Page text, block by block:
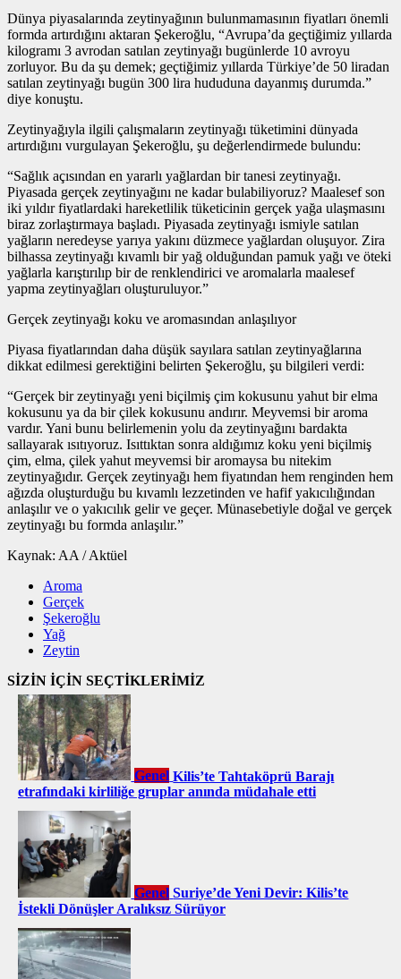
Dünya piyasalarında zeytinyağının bulunmamasının fiyatları önemli
formda artırdığını aktaran Şekeroğlu, “Avrupa’da geçtiğimiz yıllarda
kilogramı 3 avrodan satılan zeytinyağı bugünlerde 10 avroyu
zorluyor. Bu da şu demek; geçtiğimiz yıllarda Türkiye’de 50 liradan
satılan zeytinyağı bugün 300 lira hududuna dayanmış durumda.”
diye konuştu.
Zeytinyağıyla ilgili çalışmaların zeytinyağı tüketimini dünyada
artırdığını vurgulayan Şekeroğlu, şu değerlendirmede bulundu:
“Sağlık açısından en yararlı yağlardan bir tanesi zeytinyağı.
Piyasada gerçek zeytinyağını ne kadar bulabiliyoruz? Maalesef son
iki yıldır fiyatlardaki hareketlilik tüketicinin gerçek yağa ulaşmasını
biraz zorlaştırmaya başladı. Piyasada zeytinyağı ismiyle satılan
yağların neredeyse yarıya yakını düzmece yağlardan oluşuyor. Zira
bilhassa zeytinyağı kıvamlı bir yağ olduğundan pamuk yağı ve öteki
yağlarla karıştırılıp bir de renklendirici ve aromalarla maalesef
yapma zeytinyağları oluşturuluyor.”
Gerçek zeytinyağı koku ve aromasından anlaşılıyor
Piyasa fiyatlarından daha düşük sayılara satılan zeytinyağlarına
dikkat edilmesi gerektiğini belirten Şekeroğlu, şu bilgileri verdi:
“Gerçek bir zeytinyağı yeni biçilmiş çim kokusunu yahut bir elma
kokusunu ya da bir çilek kokusunu andırır. Meyvemsi bir aroma
vardır. Yani bunu belirlemenin yolu da zeytinyağını bardakta
sallayarak ısıtıyoruz. Isıttıktan sonra aldığımız koku yeni biçilmiş
çim, elma, çilek yahut meyvemsi bir aromaysa bu nitekim
zeytinyağıdır. Gerçek zeytinyağı hem fiyatından hem renginden hem
ağızda oluşturduğu bu kıvamlı lezzetinden ve hafif yakıcılığından
anlaşılır ve o yakıcılık gelir ve geçer. Münasebetiyle doğal ve gerçek
zeytinyağı bu formda anlaşılır.”
Kaynak: AA / Aktüel
Aroma
Gerçek
Şekeroğlu
Yağ
Zeytin
SİZİN İÇİN SEÇTİKLERİMİZ
Genel Kilis’te Tahtaköprü Barajı
etrafındaki kirliliğe gruplar anında müdahale etti
Genel Suriye’de Yeni Devir: Kilis’te
İstekli Dönüşler Aralıksız Sürüyor